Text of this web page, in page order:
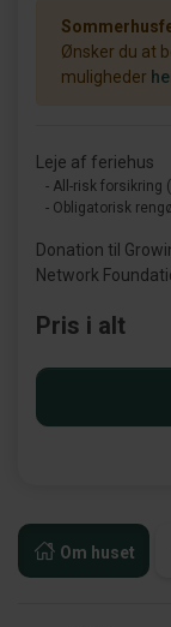
Om huset
Ønsker du at
muligheder
Leje af feriehus
- All-risk forsikring
- Obligatorisk
Donation til
Network
Pris i alt